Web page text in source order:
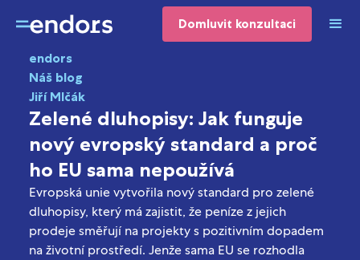
Domluvit konzultaci
endors
Náš blog
Jiří Mlčák
Zelené dluhopisy: Jak funguje
nový evropský standard a proč
ho EU sama nepoužívá
Evropská unie vytvořila nový standard pro zelené
dluhopisy, který má zajistit, že peníze z jejich
prodeje směřují na projekty s pozitivním dopadem
na životní prostředí. Jenže sama EU se rozhodla